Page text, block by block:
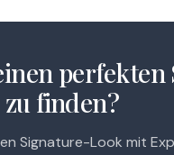
perfekten
zu finden?
Signature-Look mit